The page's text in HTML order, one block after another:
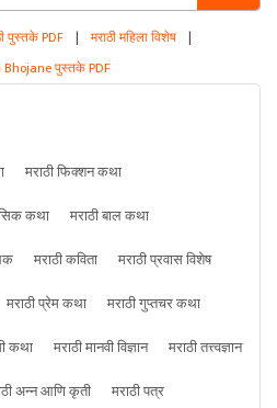
पुस्तके PDF | मराठी महिला विशेष |
पुस्तके PDF
मराठी फिक्शन कथा
कथा
मराठी बाल कथा
मराठी कविता
मराठी प्रवास विशेष
मराठी प्रेम कथा
मराठी गुप्तचर कथा
कथा मराठी मानवी विज्ञान
मराठी तत्त्वज्ञान
अन्न आणि कृती मराठी पत्र